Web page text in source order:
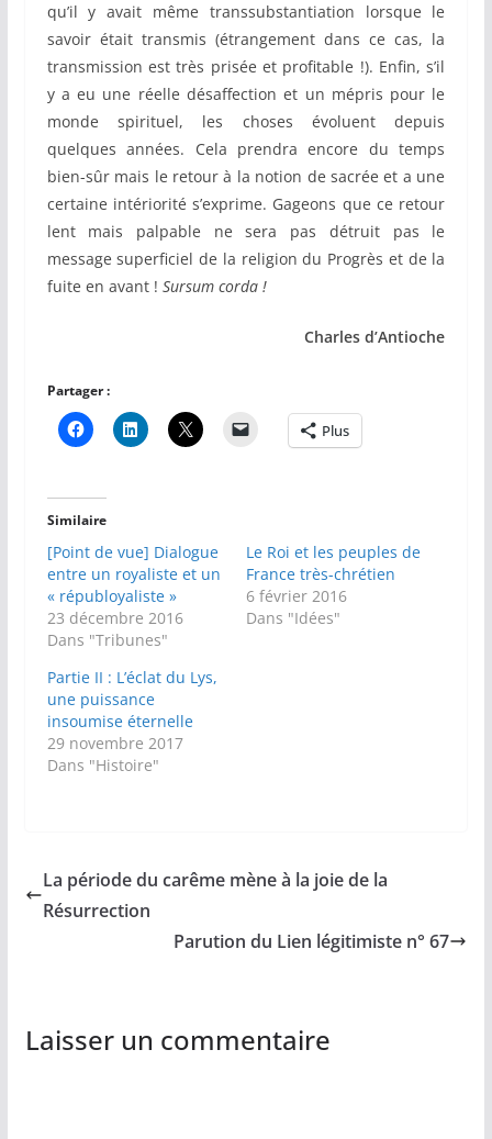
qu’il y avait même transsubstantiation lorsque le
savoir était transmis (étrangement dans ce cas, la
transmission est très prisée et profitable !). Enfin, s’il
y a eu une réelle désaffection et un mépris pour le
monde spirituel, les choses évoluent depuis
quelques années. Cela prendra encore du temps
bien-sûr mais le retour à la notion de sacrée et a une
certaine intériorité s’exprime. Gageons que ce retour
lent mais palpable ne sera pas détruit pas le
message superficiel de la religion du Progrès et de la
fuite en avant ! Sursum corda !
Charles d’Antioche
Partager :
Plus
Similaire
[Point de vue] Dialogue
entre un royaliste et un
« républoyaliste »
23 décembre 2016
Dans "Tribunes"
Le Roi et les peuples de
France très-chrétien
6 février 2016
Dans "Idées"
Partie II : L’éclat du Lys,
une puissance
insoumise éternelle
29 novembre 2017
Dans "Histoire"
La période du carême mène à la joie de la
Résurrection
Parution du Lien légitimiste n° 67
Laisser un commentaire